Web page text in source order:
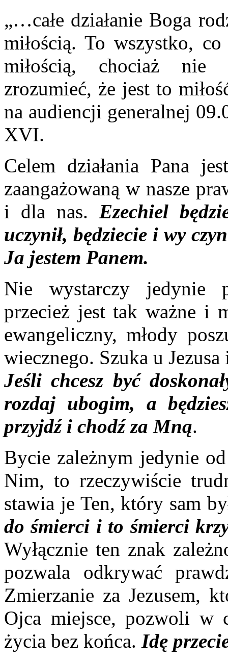
„…całe działanie Boga
miłością. To wszystko,
miłością, chociaż nie
zrozumieć, że jest to
na audiencji generalnej
XVI.
Celem działania Pana
zaangażowaną w nasze
i dla nas. Ezechiel
uczynił, będziecie i wy
Ja jestem Panem.
Nie wystarczy jedynie
przecież jest tak ważne i
ewangeliczny, młody
wiecznego. Szuka u
Jeśli chcesz być
rozdaj ubogim, a
przyjdź i chodź za Mną.
Bycie zależnym jedynie
Nim, to rzeczywiście
stawia je Ten, który sam
do śmierci i to śmierci
Wyłącznie ten znak
pozwala odkrywać
Zmierzanie za Jezusem,
Ojca miejsce, pozwoli w
życia bez końca. Idę